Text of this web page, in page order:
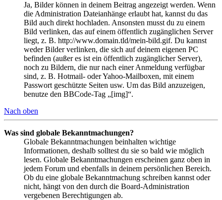
Ja, Bilder können in deinem Beitrag angezeigt werden. Wenn
die Administration Dateianhänge erlaubt hat, kannst du das
Bild auch direkt hochladen. Ansonsten musst du zu einem
Bild verlinken, das auf einem öffentlich zugänglichen Server
liegt, z. B. http://www.domain.tld/mein-bild.gif. Du kannst
weder Bilder verlinken, die sich auf deinem eigenen PC
befinden (außer es ist ein öffentlich zugänglicher Server),
noch zu Bildern, die nur nach einer Anmeldung verfügbar
sind, z. B. Hotmail- oder Yahoo-Mailboxen, mit einem
Passwort geschützte Seiten usw. Um das Bild anzuzeigen,
benutze den BBCode-Tag „[img]“.
Nach oben
Was sind globale Bekanntmachungen?
Globale Bekanntmachungen beinhalten wichtige
Informationen, deshalb solltest du sie so bald wie möglich
lesen. Globale Bekanntmachungen erscheinen ganz oben in
jedem Forum und ebenfalls in deinem persönlichen Bereich.
Ob du eine globale Bekanntmachung schreiben kannst oder
nicht, hängt von den durch die Board-Administration
vergebenen Berechtigungen ab.